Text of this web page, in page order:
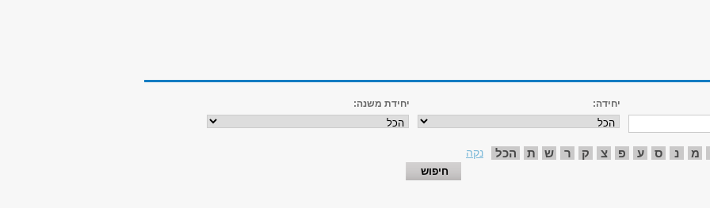
יחידה: יחידת משנה:
מ נ ס ע פ צ ק ר ש ת הכל נקה